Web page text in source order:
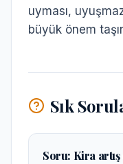
uyması,
büyük önem
Sık
Soru: Kira